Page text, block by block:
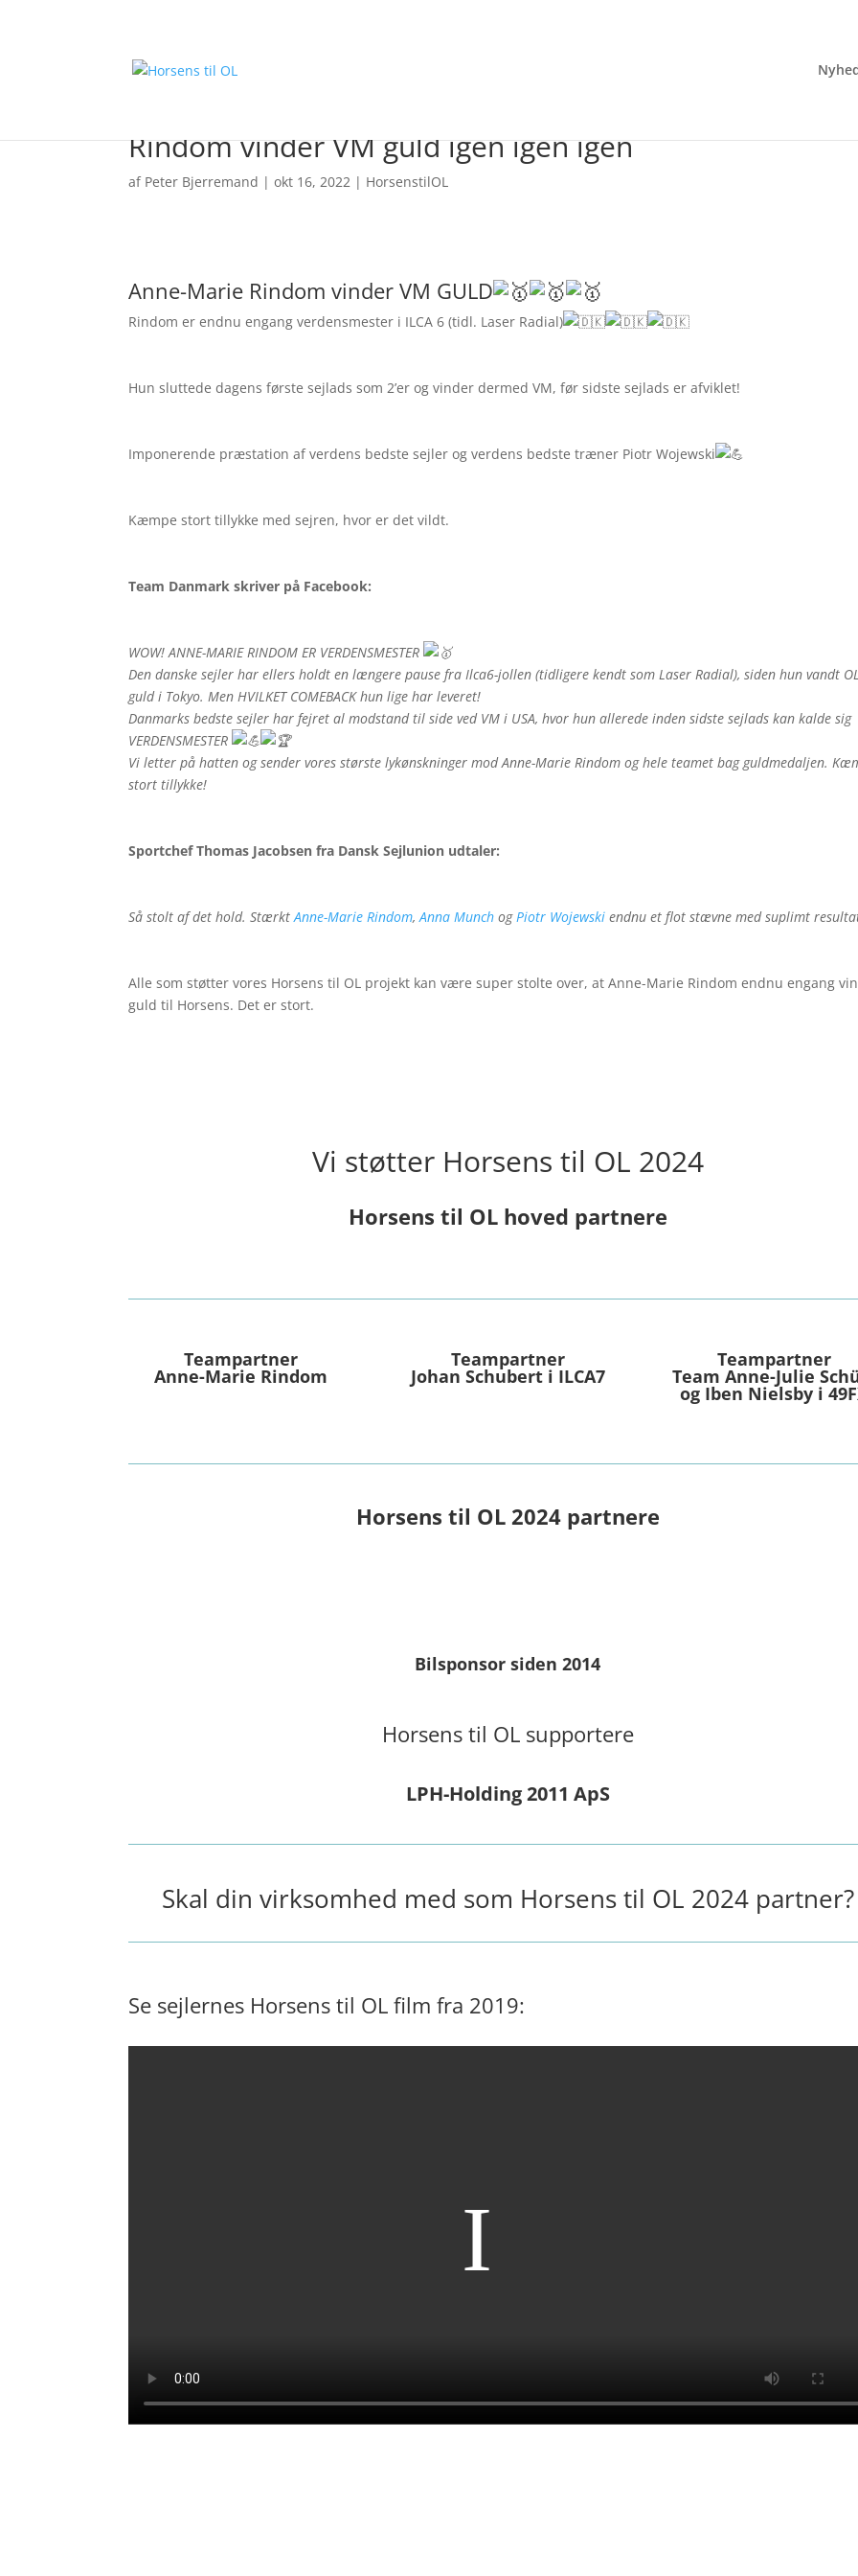
Rindom vinder VM guld igen igen igen
af Peter Bjerremand |okt 16, 2022 | HorsenstilOL
Anne-Marie Rindom vinder VM GULD
Rindom er endnu engang verdensmester i ILCA 6 (tidl. Laser Radial)
Hun sluttede dagens første sejlads som 2’er og vinder dermed VM, før sidste sejlads er afviklet!
Imponerende præstation af verdens bedste sejler og verdens bedste træner Piotr Wojewski
Kæmpe stort tillykke med sejren, hvor er det vildt.
Team Danmark skriver på Facebook:
WOW! ANNE-MARIE RINDOM ER VERDENSMESTER
Den danske sejler har ellers holdt en længere pause fra Ilca6-jollen (tidligere kendt som Laser Radial), siden hun vandt
guld i Tokyo. Men HVILKET COMEBACK hun lige har leveret!
Danmarks bedste sejler har fejret al modstand til side ved VM i USA, hvor hun allerede inden sidste sejlads kan kalde sig
VERDENSMESTER
Vi letter på hatten og sender vores største lykønskninger mod Anne-Marie Rindom og hele teamet bag guldmedaljen.
stort tillykke!
Sportchef Thomas Jacobsen fra Dansk Sejlunion udtaler:
Så stolt af det hold. StærktAnne-Marie Rindom,Anna Munch ogPiotr Wojewski endnu et flot stævne med suplimt
Alle som støtter vores Horsens til OL projekt kan være super stolte over, at Anne-Marie Rindom endnu engang
guld til Horsens. Det er stort.
Vi støtter Horsens til OL 2024
Horsens til OL hoved partnere
Teampartner
Anne-Marie Rindom
Teampartner
Johan Schubert i ILCA7
Teampartner
Team Anne-Julie
og Iben Nielsby i
Horsens til OL 2024 partnere
Bilsponsor siden 2014
Horsens til OL supportere
LPH-Holding 2011 ApS
Skal din virksomhed med som Horsens til OL 2024 partner?
Se sejlernes Horsens til OL film fra 2019: